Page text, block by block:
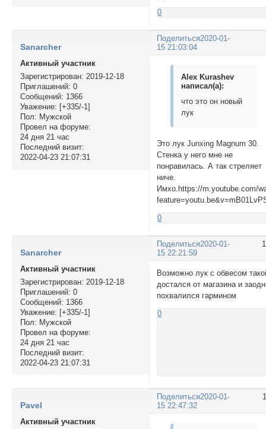
0
Поделиться2020-01-
15 21:03:04
Sanarcher
Активный участник
Зарегистрирован: 2019-12-18
Приглашений: 0
Сообщений: 1366
Уважение: [+335/-1]
Пол: Мужской
Провел на форуме:
24 дня 21 час
Последний визит:
2022-04-23 21:07:31
Alex Kurashev
написал(а):
что это он новый
лук
Это лук Junxing Magnum 30.
Стенка у него мне не
понравилась. А так стреляет
ниче.
Имхо.https://m.youtube.com/
0
Поделиться2020-01-
15 22:21:59
Sanarcher
Активный участник
Зарегистрирован: 2019-12-18
Приглашений: 0
Сообщений: 1366
Уважение: [+335/-1]
Пол: Мужской
Провел на форуме:
24 дня 21 час
Последний визит:
2022-04-23 21:07:31
Возможно лук с обвесом
достался от магазина и
похвалился гармином
0
Поделиться2020-01-
15 22:47:32
Pavel
Активный участник